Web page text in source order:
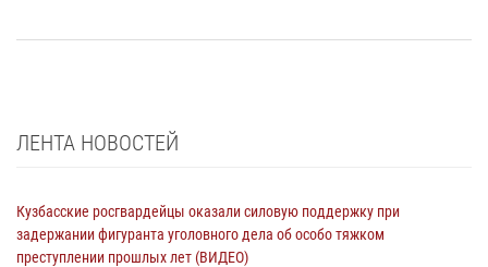
ЛЕНТА НОВОСТЕЙ
Кузбасские росгвардейцы оказали силовую поддержку при
задержании фигуранта уголовного дела об особо тяжком
преступлении прошлых лет (ВИДЕО)